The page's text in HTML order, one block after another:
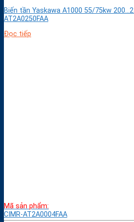
Biến tần Yaskawa A1000 55/75kw
AT2A0250FAA
Đọc tiếp
Mã sản phẩm:
CIMR-AT2A0004FAA